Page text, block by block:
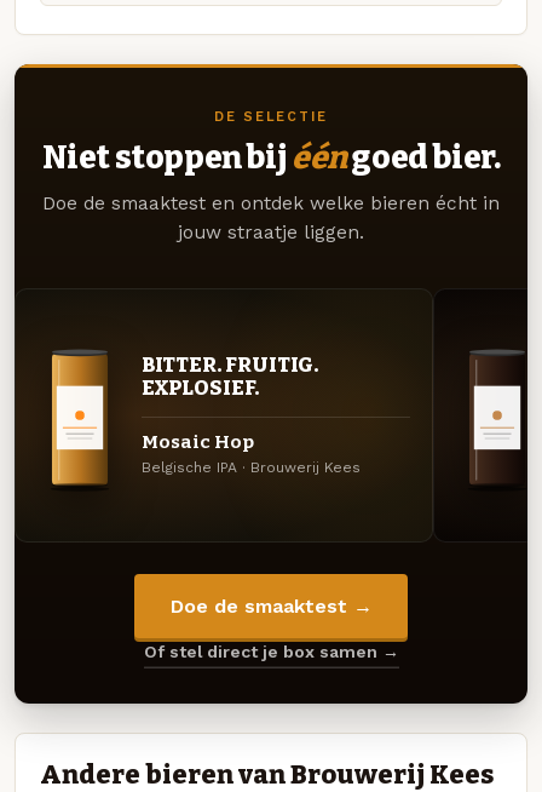
DE SELECTIE
Niet stoppen bij ééngoed bier.
Doe de smaaktest en ontdek welke bieren écht in
jouw straatje liggen.
BITTER. FRUITIG.
EXPLOSIEF.
Mosaic Hop
Belgische IPA · Brouwerij Kees
Doe de smaaktest →
Of stel direct je box samen →
Andere bieren van Brouwerij Kees